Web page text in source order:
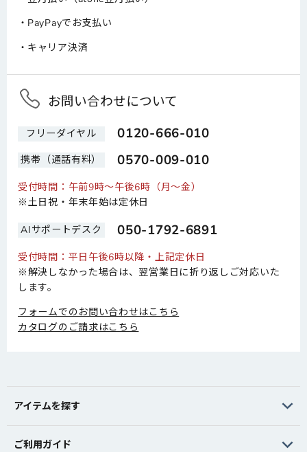
PayPayでお支払い
キャリア決済
お問い合わせについて
フリーダイヤル 0120-666-010
携帯（通話有料） 0570-009-010
受付時間：午前9時～午後6時（月～金）
※土日祝・年末年始は定休日
AIサポートデスク 050-1792-6891
受付時間：平日午後6時以降・上記定休日
※解決しなかった場合は、翌営業日に折り返しご対応いた
します。
フォームでのお問い合わせはこちら
カタログのご請求はこちら
アイテムを探す
ご利用ガイド